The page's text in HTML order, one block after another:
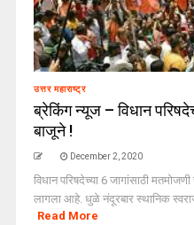
उत्तर महाराष्ट्र
ब्रेकिंग न्यूज – विधान
बाजूने !
December 2, 2020
विधान परिषदेच्या 6 जागांसाठी
लागला आहे. धुळे नंदूरबार स्थानिक
Read More